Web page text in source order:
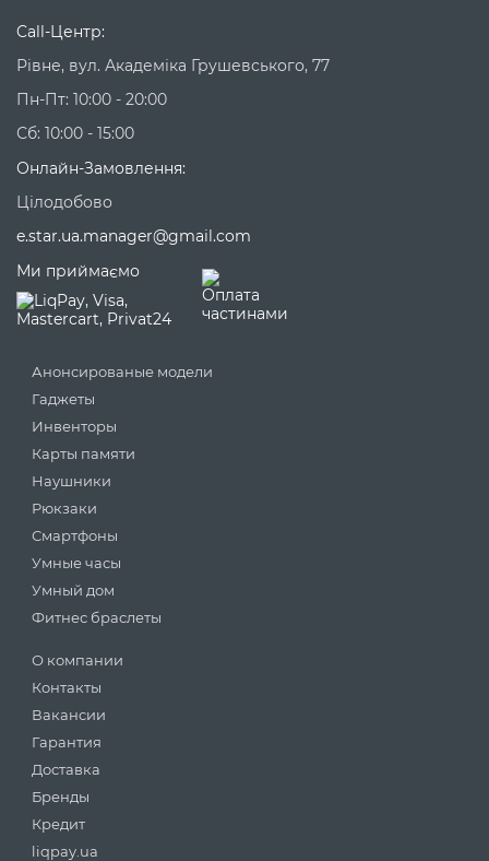
Call-Центр:
Рівне, вул. Академіка Грушевського, 77
Пн-Пт: 10:00 - 20:00
Сб: 10:00 - 15:00
Онлайн-Замовлення:
Цілодобово
e.star.ua.manager@gmail.com
Ми приймаємо
Анонсированые модели
Гаджеты
Инвенторы
Карты памяти
Наушники
Рюкзаки
Смартфоны
Умные часы
Умный дом
Фитнес браслеты
О компании
Контакты
Вакансии
Гарантия
Доставка
Бренды
Кредит
liqpay.ua